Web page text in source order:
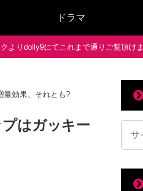
ドラマ
よりdolly9にてこれまで通りご覧頂けま
量効果、それとも?
はガッキー